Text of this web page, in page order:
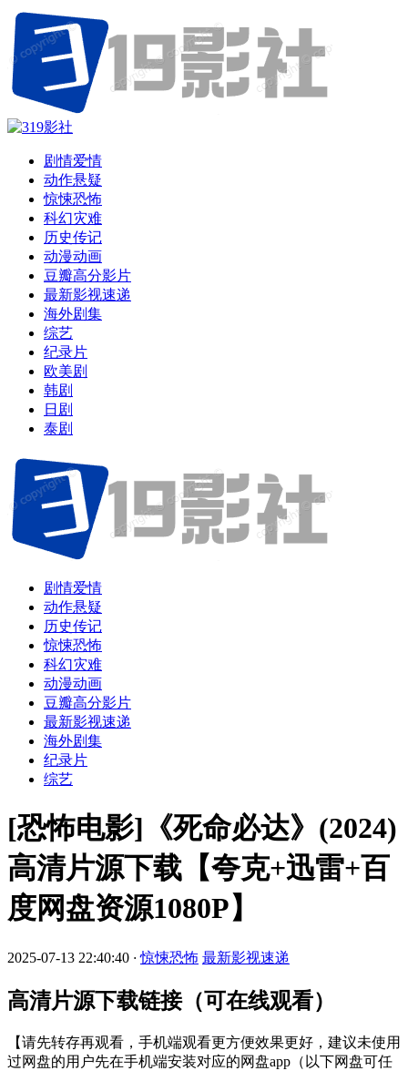
剧情爱情
动作悬疑
惊悚恐怖
科幻灾难
历史传记
动漫动画
豆瓣高分影片
最新影视速递
海外剧集
综艺
纪录片
欧美剧
韩剧
日剧
泰剧
剧情爱情
动作悬疑
历史传记
惊悚恐怖
科幻灾难
动漫动画
豆瓣高分影片
最新影视速递
海外剧集
纪录片
综艺
[恐怖电影]《死命必达》(2024)
高清片源下载【夸克+迅雷+百
度网盘资源1080P】
2025-07-13 22:40:40 · 惊悚恐怖 最新影视速递
高清片源下载链接（可在线观看）
【请先转存再观看，手机端观看更方便效果更好，建议未使用
过网盘的用户先在手机端安装对应的网盘app（以下网盘可任